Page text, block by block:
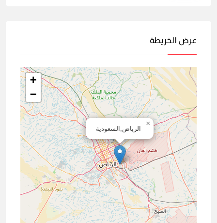
عرض الخريطة
الرياض,السعودية
×
+
−